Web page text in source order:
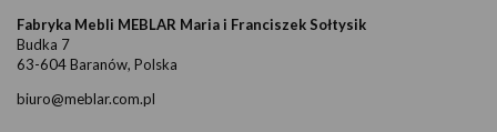
Fabryka Mebli MEBLAR Maria i Franciszek Sołtysik
Budka 7
63-604 Baranów, Polska
biuro@meblar.com.pl